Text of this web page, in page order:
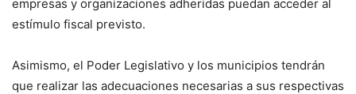
empresas y organizaciones adheridas puedan acceder al
estímulo fiscal previsto.
Asimismo, el Poder Legislativo y los municipios tendrán
que realizar las adecuaciones necesarias a sus respectivas